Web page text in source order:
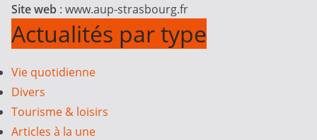
Site web : www.aup-strasbourg.fr
Actualités par type
Vie quotidienne
Divers
Tourisme & loisirs
Articles à la une